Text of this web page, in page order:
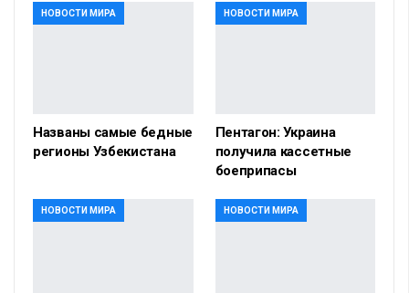
НОВОСТИ МИРА
Названы самые бедные
регионы Узбекистана
НОВОСТИ МИРА
Пентагон: Украина
получила кассетные
боеприпасы
НОВОСТИ МИРА НОВОСТИ МИРА